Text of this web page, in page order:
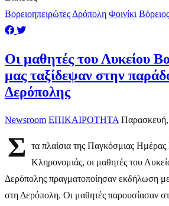
Βορειοηπειρώτες Δρόπολη Φοινίκι
Οι μαθητές του Λυκείου
μας ταξίδεψαν στην
Δερόπολης
Newsroom ΕΠΙΚΑΙΡΟΤΗΤΑ
Σ
τα πλαίσια της Παγκόσμιας Ημέρας
Κληρονομιάς, οι μαθητές του
Δερόπολης πραγματοποίησαν εκδήλωση
στη Δερόπολη. Οι μαθητές παρουσίασαν